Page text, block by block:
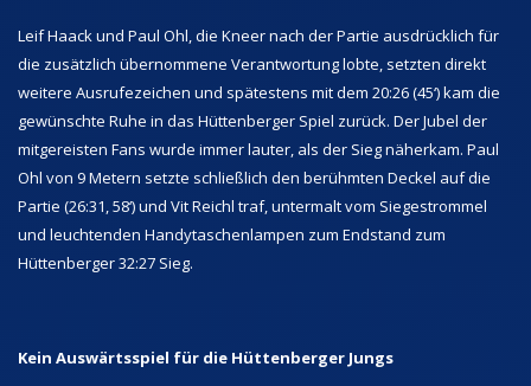
Leif Haack und Paul Ohl, die Kneer nach der Partie ausdrücklich für
die zusätzlich übernommene Verantwortung lobte, setzten direkt
weitere Ausrufezeichen und spätestens mit dem 20:26 (45‘) kam die
gewünschte Ruhe in das Hüttenberger Spiel zurück. Der Jubel der
mitgereisten Fans wurde immer lauter, als der Sieg näherkam. Paul
Ohl von 9 Metern setzte schließlich den berühmten Deckel auf die
Partie (26:31, 58‘) und Vit Reichl traf, untermalt vom Siegestrommel
und leuchtenden Handytaschenlampen zum Endstand zum
Hüttenberger 32:27 Sieg.
Kein Auswärtsspiel für die Hüttenberger Jungs